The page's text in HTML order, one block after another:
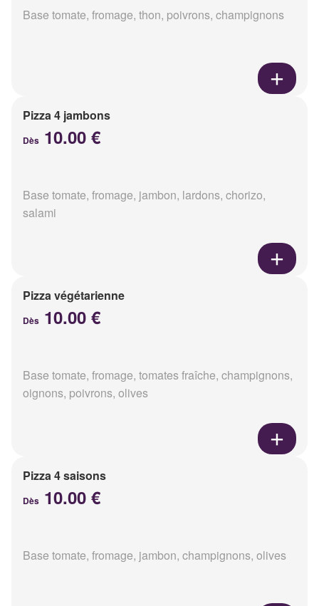
Base tomate, fromage, thon, poivrons, champignons
Pizza 4 jambons
Dès 10.00 €
Base tomate, fromage, jambon, lardons, chorizo,
salami
Pizza végétarienne
Dès 10.00 €
Base tomate, fromage, tomates fraîche, champignons,
oignons, poivrons, olives
Pizza 4 saisons
Dès 10.00 €
Base tomate, fromage, jambon, champignons, olives